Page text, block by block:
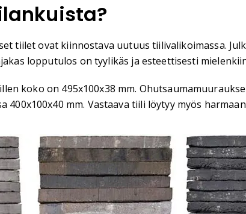
tiilet ovat kiinnostava uutuus tiilivalikoimassa.
lopputulos on tyylikäs ja esteettisesti
koko on 495x100x38 mm.
mm. Vastaava tiili löytyy myös